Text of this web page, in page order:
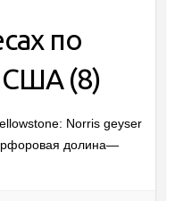
по
США (8)
Norris geyser
долина—